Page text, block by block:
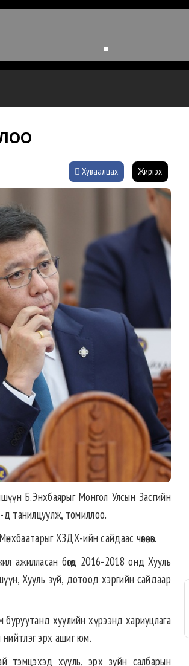
Хуваалцах Жиргэх
Б.Энхбаярыг Монгол Улсын Засгийн
д танилцуулж, томиллоо.
ХЗДХ-ийн сайдаас чөлөөлөв.
ажилласан бөгөөд 2016-2018 онд Хууль
Хууль зүй, дотоод хэргийн сайдаар
буруутанд хуулийн хүрээнд хариуцлага
эрх ашиг юм.
тэмцэхэд хууль, эрх зүйн салбарын